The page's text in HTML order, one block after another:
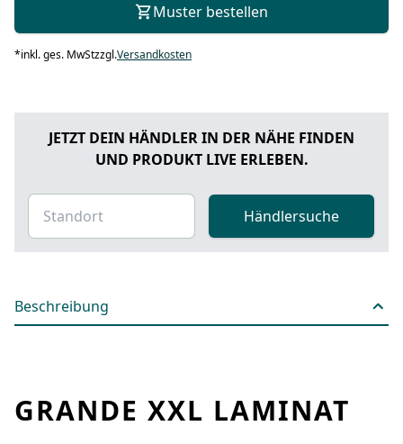
Muster bestellen
*inkl. ges. MwStzzgl.Versandkosten
JETZT DEIN HÄNDLER IN DER NÄHE FINDEN
UND PRODUKT LIVE ERLEBEN.
Händlersuche
Beschreibung
GRANDE XXL LAMINAT